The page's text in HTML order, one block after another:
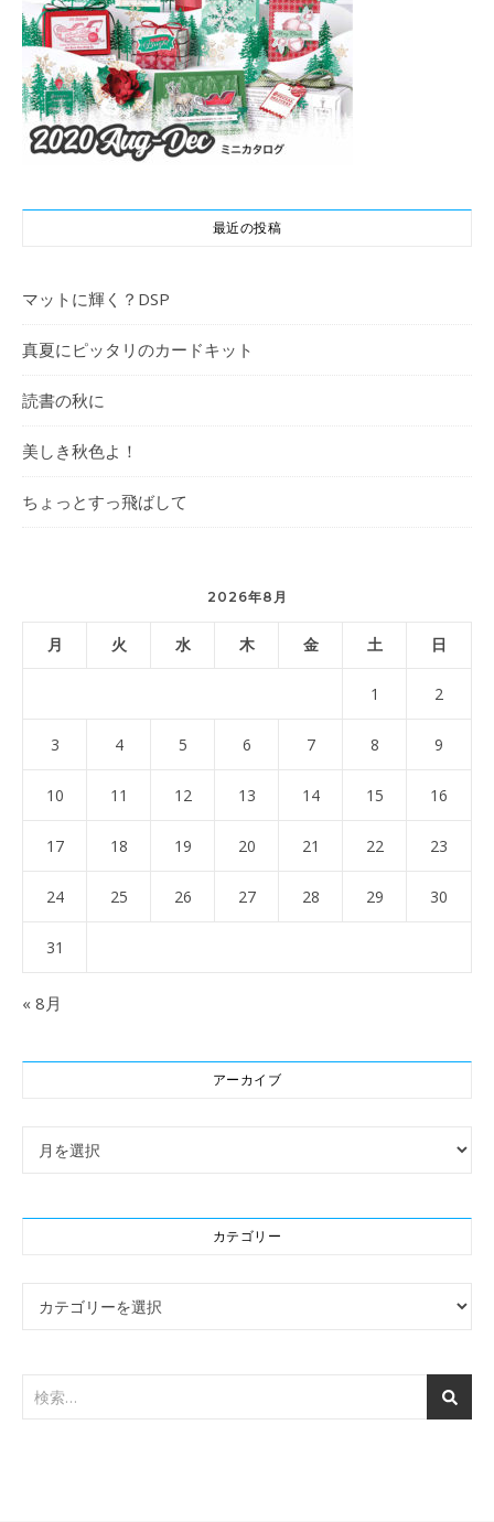
最近の投稿
マットに輝く？DSP
真夏にピッタリのカードキット
読書の秋に
美しき秋色よ！
ちょっとすっ飛ばして
2026年8月
月 火 水 木 金 土 日
1 2
3 4 5 6 7 8 9
10 11 12 13 14 15 16
17 18 19 20 21 22 23
24 25 26 27 28 29 30
31
« 8月
アーカイブ
アーカイブ
カテゴリー
カテゴリー